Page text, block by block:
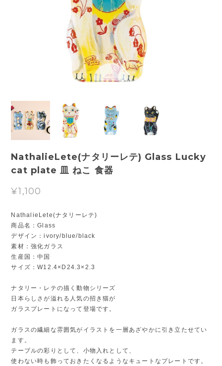
NathalieLete(ナタリーレテ) Glass Lucky
cat plate 皿 ねこ 食器
¥1,100
NathalieLete(ナタリーレテ)
商品名：Glass
デザイン：ivory/blue/black
素材：強化ガラス
生産国：中国
サイズ：W12.4×D24.3×2.3
ナタリー・レテの描く動物シリーズ
日本らしさが溢れる人気の招き猫が
ガラスプレートになって登場です。
ガラスの繊細な雰囲気がイラストを一層あざやかに引き立たせてい
ます。
テーブルの彩りとして、小物入れとして、
使わない時も飾っておきたくなるようなキュートなプレートです。